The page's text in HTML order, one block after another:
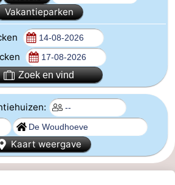
Vakantieparken
Zoek en vind
Kaart weergave